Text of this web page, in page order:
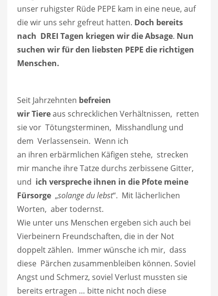
unser ruhigster Rüde PEPE kam in eine neue, auf
die wir uns sehr gefreut hatten. Doch bereits
nach DREI Tagen kriegen wir die Absage. Nun
suchen wir für den liebsten PEPE die richtigen
Menschen.
Seit Jahrzehnten befreien
wir Tiereaus schrecklichen Verhältnissen, retten
sie vor Tötungsterminen, Misshandlung und
dem Verlassensein. Wenn ich
an ihren erbärmlichen Käfigen stehe, strecken
mir manche ihre Tatze durchs zerbissene Gitter,
und ich verspreche ihnen in die Pfote meine
Fürsorge „solange du lebst“. Mit lächerlichen
Worten, aber todernst.
Wie unter uns Menschen ergeben sich auch bei
Vierbeinern Freundschaften, die in der Not
doppelt zählen. Immer wünsche ich mir, dass
diese Pärchen zusammenbleiben können. Soviel
Angst und Schmerz, soviel Verlust mussten sie
bereits ertragen … bitte nicht noch diese